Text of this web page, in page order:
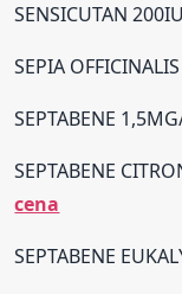
SENSICUTAN
SEPIA
SEPTABENE
SEPTABENE
cena
SEPTABENE